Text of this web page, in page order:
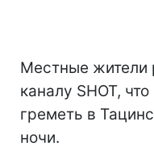
Местные жители
каналу SHOT,
греметь в
ночи.